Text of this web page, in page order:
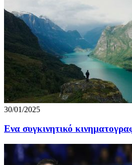
30/01/2025
Ενα συγκινητικό